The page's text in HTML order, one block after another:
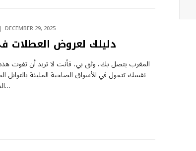
DECEMBER 29, 2025
دليلك لعروض العطلات
المغرب يتصل بك، وثق بي، فأنت لا تريد أن تفوت
نفسك تتجول في الأسواق الصاخبة المليئة بالتوابل
الشاي بالنعناع في…